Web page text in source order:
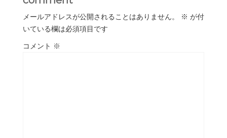
メールアドレスが公開されることはありません。 ※ が付
いている欄は必須項目です
コメント ※